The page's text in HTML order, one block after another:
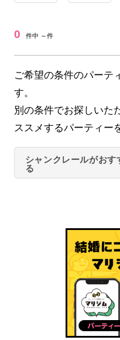
0 件中 ～件
ご希望の条件のパーテ
す。
別の条件でお探しいた
ススメするパーティー
シャンクレールがお
る